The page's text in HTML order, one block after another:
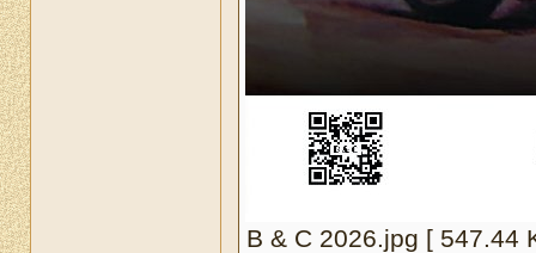
B & C 2026.jpg [ 547.44